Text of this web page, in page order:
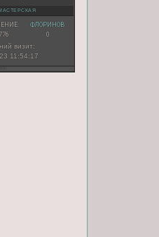
ФЛОРИНОВ:
0
визит:
11:54:17